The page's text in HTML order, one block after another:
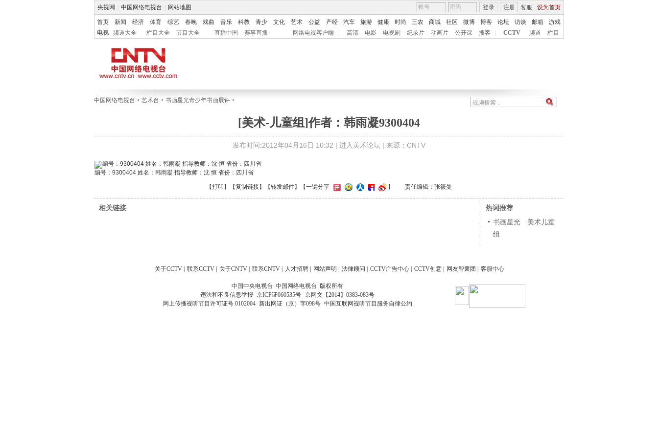
央视网 中国网络电视台 网站地图 客服 设为首页
登录 注册
首页 新闻 经济 体育 综艺 春晚 戏曲 音乐 科教 青少 文化 艺术 公益 产经 汽车 旅游 健康 时尚 三农 商城 社区 微博 博客 论坛 访谈 邮箱
游戏
电视
频道大全 栏目大全 节目大全 直播中国 赛事直播 网络电视客户端 高清 电影 电视剧 纪录片 动画片 公开课 播客 CCTV 频道 栏目
中国网络电视台 > 艺术台 > 书画星光青少年书画展评 >
[美术-儿童组]作者：韩雨凝9300404
发布时间:2012年04月16日 10:32 | 进入美术论坛 | 来源：CNTV
编号：9300404 姓名：韩雨凝 指导教师：沈 恒 省份：四川省
【打印 】【复制链接】【转发邮件】 【一键分享 】 责任编辑：张筱曼
相关链接
热词推荐
书画星光 美术儿童
组
关于CCTV 联系CCTV 关于CNTV 联系CNTV 人才招聘 网站声明 法律顾问 CCTV广告中心 CCTV创意 网友智囊团 客服中心
中国中央电视台 中国网络电视台 版权所有
违法和不良信息举报 京ICP证060535号
京网文【2014】0383-083号
网上传播视听节目许可证号 0102004 新出网证（京）字098号 中国互联网视听节目服务自律公约